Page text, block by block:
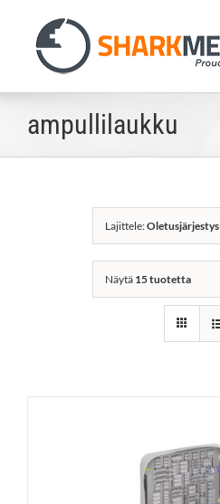
content
ampullilaukku
Lajittele:Oletusjärjestys
Näytä 15 tuotetta